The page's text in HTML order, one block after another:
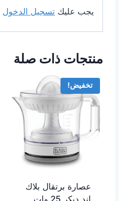
يجب عليك تسجيل الدخول
منتجات ذات صلة
تخفيض!
عصارة برتقال بلاك
اند ديكر 25 وات